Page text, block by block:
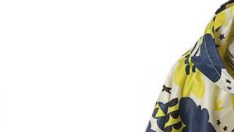
Hinterlass eine
Wir rufen Sie bald